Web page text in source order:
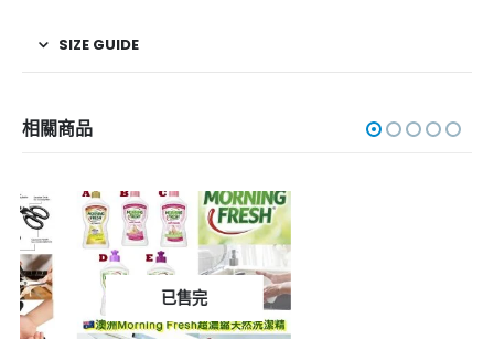
SIZE GUIDE
相關商品